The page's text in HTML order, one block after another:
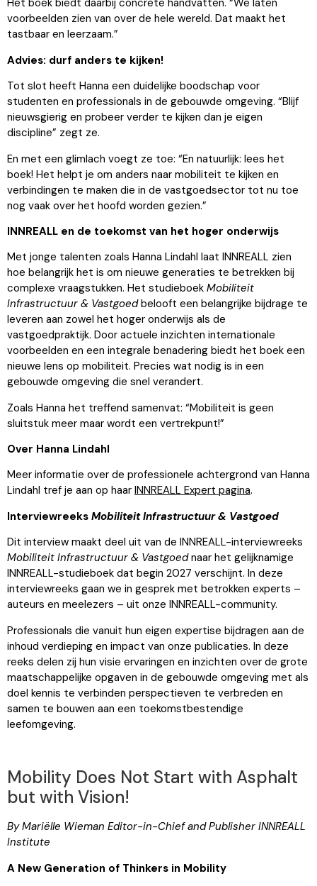
Het boek biedt daarbij concrete handvatten. “We laten
voorbeelden zien van over de hele wereld. Dat maakt het
tastbaar en leerzaam.”
Advies: durf anders te kijken!
Tot slot heeft Hanna een duidelijke boodschap voor
studenten en professionals in de gebouwde omgeving. “Blijf
nieuwsgierig en probeer verder te kijken dan je eigen
discipline” zegt ze.
En met een glimlach voegt ze toe: “En natuurlijk: lees het
boek! Het helpt je om anders naar mobiliteit te kijken en
verbindingen te maken die in de vastgoedsector tot nu toe
nog vaak over het hoofd worden gezien.”
INNREALL en de toekomst van het hoger onderwijs
Met jonge talenten zoals Hanna Lindahl laat INNREALL zien
hoe belangrijk het is om nieuwe generaties te betrekken bij
complexe vraagstukken. Het studieboek Mobiliteit
Infrastructuur & Vastgoedbelooft een belangrijke bijdrage te
leveren aan zowel het hoger onderwijs als de
vastgoedpraktijk. Door actuele inzichten internationale
voorbeelden en een integrale benadering biedt het boek een
nieuwe lens op mobiliteit. Precies wat nodig is in een
gebouwde omgeving die snel verandert.
Zoals Hanna het treffend samenvat: “Mobiliteit is geen
sluitstuk meer maar wordt een vertrekpunt!”
Over Hanna Lindahl
Meer informatie over de professionele achtergrond van Hanna
Lindahl tref je aan op haar INNREALL Expert pagina.
Interviewreeks Mobiliteit Infrastructuur & Vastgoed
Dit interview maakt deel uit van de INNREALL-interviewreeks
Mobiliteit Infrastructuur & Vastgoednaar het gelijknamige
INNREALL-studieboek dat begin 2027 verschijnt. In deze
interviewreeks gaan we in gesprek met betrokken experts –
auteurs en meelezers – uit onze INNREALL-community.
Professionals die vanuit hun eigen expertise bijdragen aan de
inhoud verdieping en impact van onze publicaties. In deze
reeks delen zij hun visie ervaringen en inzichten over de grote
maatschappelijke opgaven in de gebouwde omgeving met als
doel kennis te verbinden perspectieven te verbreden en
samen te bouwen aan een toekomstbestendige
leefomgeving.
Mobility Does Not Start with Asphalt
but with Vision!
By Mariëlle Wieman Editor-in-Chief and Publisher INNREALL
Institute
A New Generation of Thinkers in Mobility